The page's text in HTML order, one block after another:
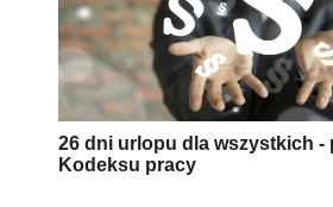
26 dni urlopu dla wszystkich -
Kodeksu pracy